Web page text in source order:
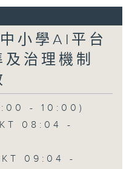
小學AI平台
治理機制
- 10:00)
08:04 -
09:04 -